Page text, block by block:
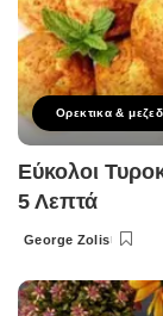
Ορεκτικα &
Εύκολοι
5 Λεπτά
Posted
George Zolis